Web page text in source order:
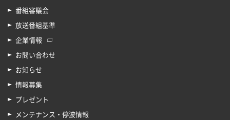
番組審議会
放送番組基準
企業情報
お問い合わせ
お知らせ
情報募集
プレゼント
メンテナンス・停波情報